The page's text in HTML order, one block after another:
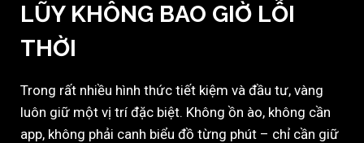
LŨY KHÔNG BAO GIỜ LỖI
THỜI
Trong rất nhiều hình thức tiết kiệm và đầu tư, vàng
luôn giữ một vị trí đặc biệt. Không ồn ào, không cần
app, không phải canh biểu đồ từng phút – chỉ cần giữ